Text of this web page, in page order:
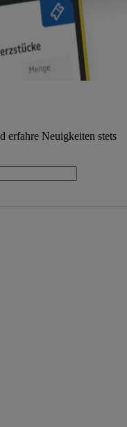
erfahre Neuigkeiten stets